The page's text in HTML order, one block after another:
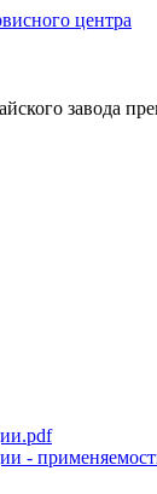
центра
завода
-